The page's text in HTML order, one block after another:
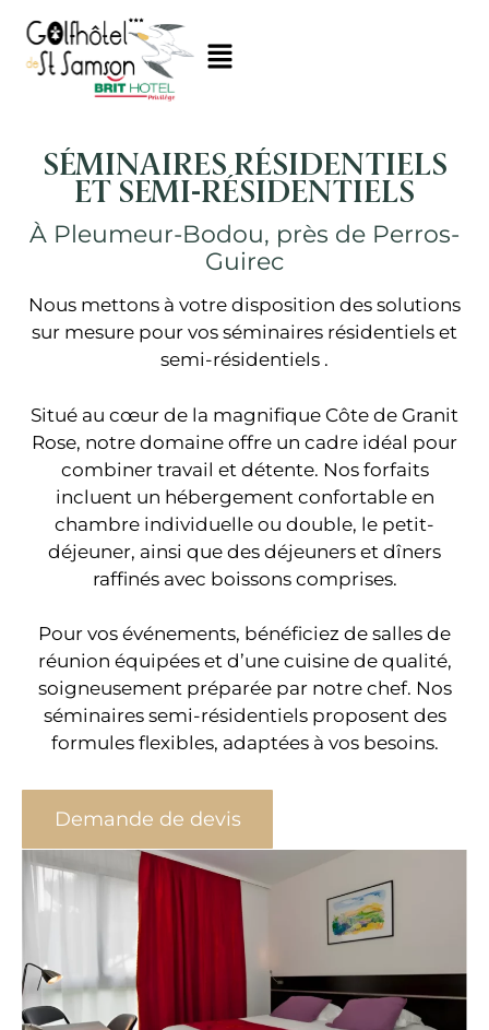
SÉMINAIRES RÉSIDENTIELS
ET SEMI-RÉSIDENTIELS
À Pleumeur-Bodou, près de Perros-
Guirec
Nous mettons à votre disposition des solutions
sur mesure pour vos séminaires résidentiels et
semi-résidentiels .
Situé au cœur de la magnifique Côte de Granit
Rose, notre domaine offre un cadre idéal pour
combiner travail et détente. Nos forfaits
incluent un hébergement confortable en
chambre individuelle ou double, le petit-
déjeuner, ainsi que des déjeuners et dîners
raffinés avec boissons comprises.
Pour vos événements, bénéficiez de salles de
réunion équipées et d’une cuisine de qualité,
soigneusement préparée par notre chef. Nos
séminaires semi-résidentiels proposent des
formules flexibles, adaptées à vos besoins.
Demande de devis